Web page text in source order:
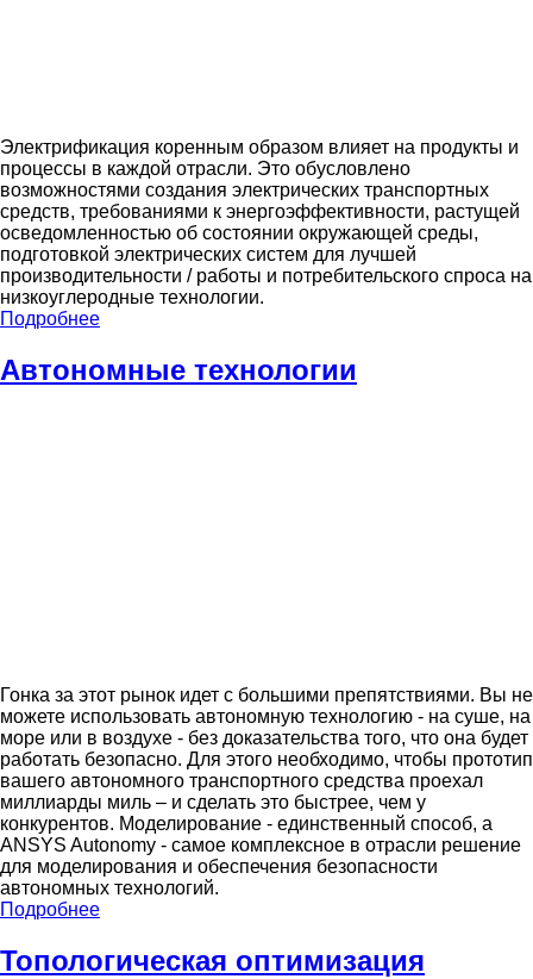
Электрификация коренным образом влияет на продукты и
процессы в каждой отрасли. Это обусловлено
возможностями создания электрических транспортных
средств, требованиями к энергоэффективности, растущей
осведомленностью об состоянии окружающей среды,
подготовкой электрических систем для лучшей
производительности / работы и потребительского спроса на
низкоуглеродные технологии.
Подробнее
Автономные технологии
Гонка за этот рынок идет с большими препятствиями. Вы не
можете использовать автономную технологию - на суше, на
море или в воздухе - без доказательства того, что она будет
работать безопасно. Для этого необходимо, чтобы прототип
вашего автономного транспортного средства проехал
миллиарды миль – и сделать это быстрее, чем у
конкурентов. Моделирование - единственный способ, а
ANSYS Autonomy - самое комплексное в отрасли решение
для моделирования и обеспечения безопасности
автономных технологий.
Подробнее
Топологическая оптимизация